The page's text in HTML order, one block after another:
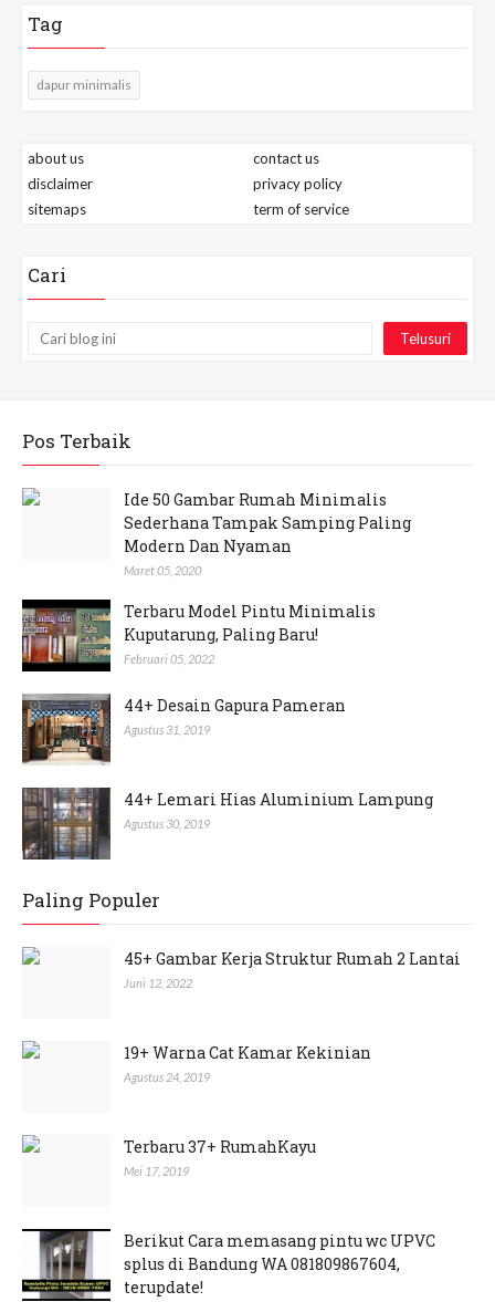
Tag
dapur minimalis
about us
contact us
disclaimer
privacy policy
sitemaps
term of service
Cari
Pos Terbaik
Ide 50 Gambar Rumah Minimalis
Sederhana Tampak Samping Paling
Modern Dan Nyaman
Maret 05, 2020
Terbaru Model Pintu Minimalis
Kuputarung, Paling Baru!
Februari 05, 2022
44+ Desain Gapura Pameran
Agustus 31, 2019
44+ Lemari Hias Aluminium Lampung
Agustus 30, 2019
Paling Populer
45+ Gambar Kerja Struktur Rumah 2 Lantai
Juni 12, 2022
19+ Warna Cat Kamar Kekinian
Agustus 24, 2019
Terbaru 37+ RumahKayu
Mei 17, 2019
Berikut Cara memasang pintu wc UPVC
splus di Bandung WA 081809867604,
terupdate!